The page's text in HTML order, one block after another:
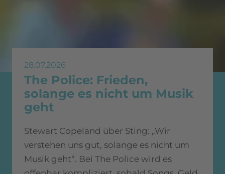
28.07.2026
The Police: Frieden,
solange es nicht um Musik
geht
Stewart Copeland über Sting: „Wir
verstehen uns gut, solange es nicht um
Musik geht“. Bei The Police wird es